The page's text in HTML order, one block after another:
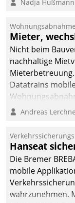
Ressort
künftige
gerüstet.
Nadja Hußmann
Mieter,
Nicht beim
nachhaltige
Datatrains
Mieter
Andreas
Hanseat
Die Bremer
mobile
wahrzunehmen.